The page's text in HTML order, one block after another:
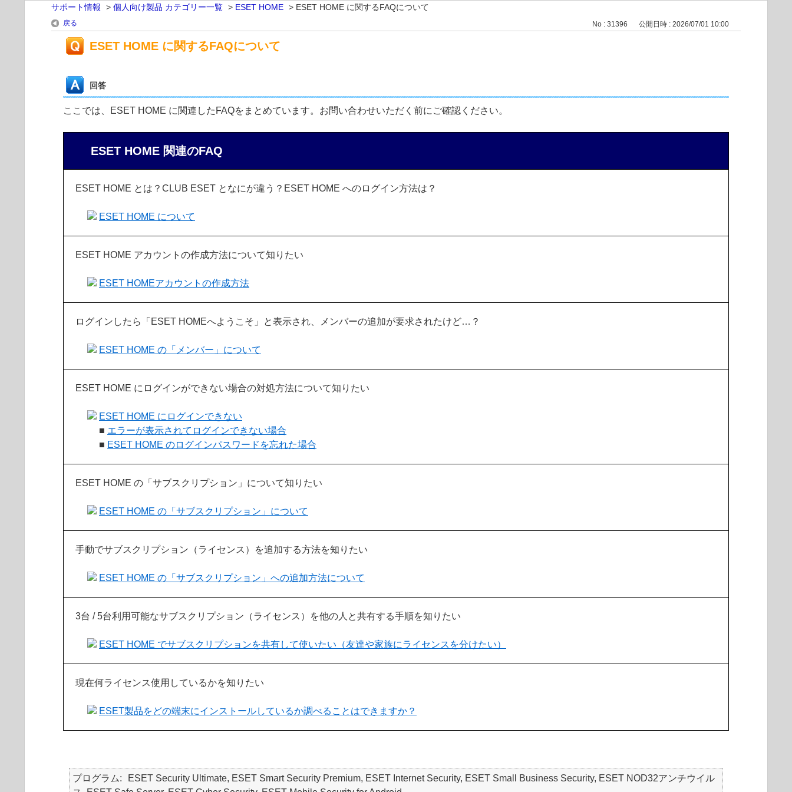
サポート情報 > 個人向け製品 カテゴリー一覧 > ESET HOME > ESET HOME に関するFAQについて
戻る No : 31396 公開日時 : 2026/07/01 10:00
ESET HOME に関するFAQについて
回答
ここでは、ESET HOME に関連したFAQをまとめています。お問い合わせいただく前にご確認ください。
ESET HOME 関連のFAQ
ESET HOME とは？CLUB ESET となにが違う？ESET HOME へのログイン方法は？
ESET HOME について
ESET HOME アカウントの作成方法について知りたい
ESET HOMEアカウントの作成方法
ログインしたら「ESET HOMEへようこそ」と表示され、メンバーの追加が要求されたけど…？
ESET HOME の「メンバー」について
ESET HOME にログインができない場合の対処方法について知りたい
ESET HOME にログインできない
■ エラーが表示されてログインできない場合
■ ESET HOME のログインパスワードを忘れた場合
ESET HOME の「サブスクリプション」について知りたい
ESET HOME の「サブスクリプション」について
手動でサブスクリプション（ライセンス）を追加する方法を知りたい
ESET HOME の「サブスクリプション」への追加方法について
3台 / 5台利用可能なサブスクリプション（ライセンス）を他の人と共有する手順を知りたい
ESET HOME でサブスクリプションを共有して使いたい（友達や家族にライセンスを分けたい）
現在何ライセンス使用しているかを知りたい
ESET製品をどの端末にインストールしているか調べることはできますか？
プログラム
ESET Security Ultimate, ESET Smart Security Premium, ESET Internet Security, ESET Small Business Security, ESET NOD32アンチウイル